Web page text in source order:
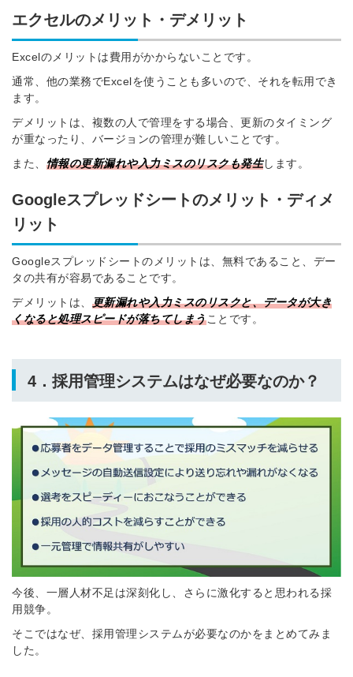
エクセルのメリット・デメリット
Excelのメリットは費用がかからないことです。
通常、他の業務でExcelを使うことも多いので、それを転用でき
ます。
デメリットは、複数の人で管理をする場合、更新のタイミング
が重なったり、バージョンの管理が難しいことです。
また、 情報の更新漏れや入力ミスのリスクも発生します。
Googleスプレッドシートのメリット・ディメ
リット
Googleスプレッドシートのメリットは、無料であること、デー
タの共有が容易であることです。
デメリットは、 更新漏れや入力ミスのリスクと、データが大き
くなると処理スピードが落ちてしまうことです。
4．採用管理システムはなぜ必要なのか？
今後、一層人材不足は深刻化し、さらに激化すると思われる採
用競争。
そこではなぜ、採用管理システムが必要なのかをまとめてみま
した。